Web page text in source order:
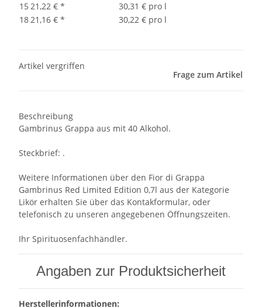
15 21,22 € *
30,31 € pro l
1821,16 € * 30,22 € pro l
Artikel vergriffen
Frage zum Artikel
Beschreibung
Gambrinus Grappa aus mit 40 Alkohol.
Steckbrief: .
Weitere Informationen über den Fior di Grappa
Gambrinus Red Limited Edition 0,7l aus der Kategorie
Likör erhalten Sie über das Kontakformular, oder
telefonisch zu unseren angegebenen Öffnungszeiten.
Ihr Spirituosenfachhändler.
Angaben zur Produktsicherheit
Herstellerinformationen: